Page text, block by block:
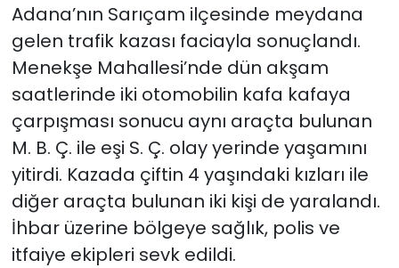
Adana’nın Sarıçam ilçesinde meydana
gelen trafik kazası faciayla sonuçlandı.
Menekşe Mahallesi’nde dün akşam
saatlerinde iki otomobilin kafa kafaya
çarpışması sonucu aynı araçta bulunan
M. B. Ç. ile eşi S. Ç. olay yerinde yaşamını
yitirdi. Kazada çiftin 4 yaşındaki kızları ile
diğer araçta bulunan iki kişi de yaralandı.
İhbar üzerine bölgeye sağlık, polis ve
itfaiye ekipleri sevk edildi.